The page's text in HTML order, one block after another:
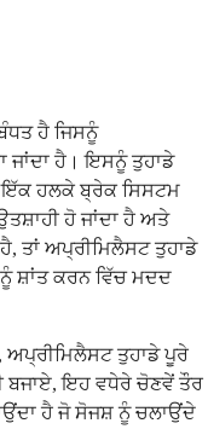
ਹੈ ਜਿਸਨੂੰ
ਜਾਂਦਾ ਹੈ। ਇਸਨੂੰ ਤੁਹਾਡੇ
ਇੱਕ ਹਲਕੇ ਬ੍ਰੇਕ ਸਿਸਟਮ
ਹੋ ਜਾਂਦਾ ਹੈ ਅਤੇ
ਤਾਂ ਅਪ੍ਰੀਮਿਲੈਸਟ ਤੁਹਾਡੇ
ਸ਼ਾਂਤ ਕਰਨ ਵਿੱਚ ਮਦਦ
ਤੁਹਾਡੇ ਪੂਰੇ
ਬਜਾਏ, ਇਹ ਵਧੇਰੇ ਚੋਣਵੇਂ ਤੌਰ
ਹੈ ਜੋ ਸੋਜਸ਼ ਨੂੰ ਚਲਾਉਂਦੇ